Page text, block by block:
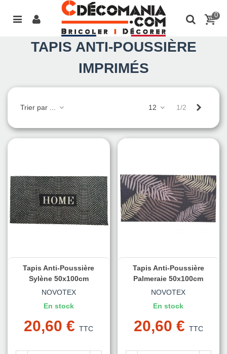
0
TAPIS ANTI-POUSSIÈRE
IMPRIMÉS
Trier par ... 12 1/2
Tapis Anti-Poussière
Sylène 50x100cm
NOVOTEX
En stock
20,60 € TTC
Tapis Anti-Poussière
Palmeraie 50x100cm
NOVOTEX
En stock
20,60 € TTC